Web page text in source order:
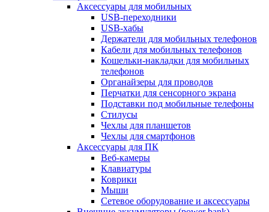
Аксессуары для мобильных
USB-переходники
USB-хабы
Держатели для мобильных телефонов
Кабели для мобильных телефонов
Кошельки-накладки для мобильных
телефонов
Органайзеры для проводов
Перчатки для сенсорного экрана
Подставки под мобильные телефоны
Стилусы
Чехлы для планшетов
Чехлы для смартфонов
Аксессуары для ПК
Веб-камеры
Клавиатуры
Коврики
Мыши
Сетевое оборудование и аксессуары